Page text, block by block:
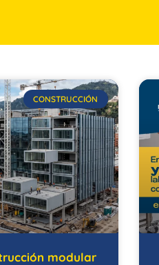
CONSTRUCCIÓN
modular